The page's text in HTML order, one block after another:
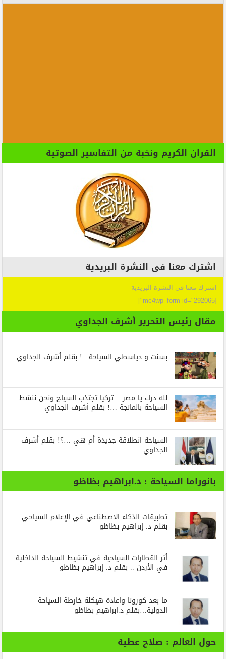
القران الكريم ونخبة من التفاسير الصوتية
اشترك معنا فى النشرة البريدية
اشترك معنا فى النشرة البريدية
[mc4wp_form id="292065"]
مقال رئيس التحرير أشرف الجداوي
بسنت و دياسطي السياحة ..! بقلم أشرف الجداوي
لله درك يا مصر .. تركيا تجتذب السياح ونحن ننشط
السياحة بالمانجة …! بقلم أشرف الجداوي
السياحة انطلاقة جديدة أم هي …؟! بقلم أشرف
الجداوي
بانوراما السياحة : د.ابراهيم بظاظو
تطبيقات الذكاء الاصطناعي في الإعلام السياحي ..
بقلم د. إبراهيم بظاظو
أثر القطارات السياحية في تنشيط السياحة الداخلية
في الأردن .. بقلم د. إبراهيم بظاظو
ما بعد كورونا واعادة هيكلة خارطة السياحة
الدولية…بقلم د.ابراهيم بظاظو
حول العالم : صلاح عطية